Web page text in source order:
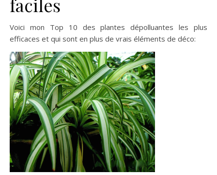
faciles
Voici mon Top 10 des plantes dépolluantes les plus
efficaces et qui sont en plus de vrais éléments de déco: